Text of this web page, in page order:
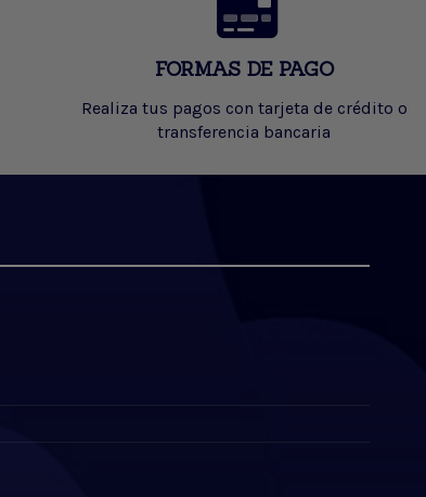
FORMAS DE PAGO
Realiza tus pagos con tarjeta de crédito o
transferencia bancaria